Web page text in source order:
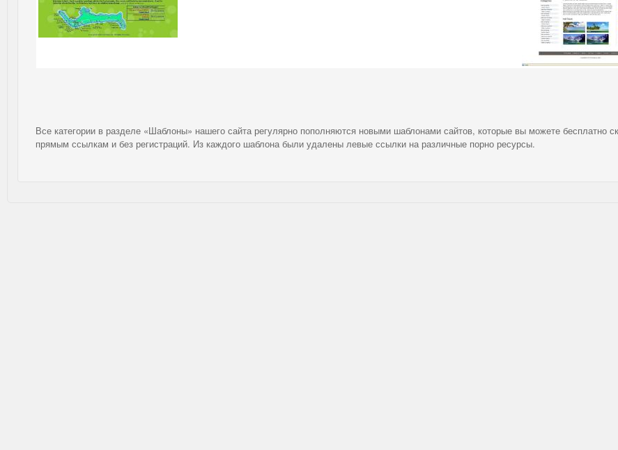
Все категории в разделе «Шаблоны» нашего сайта регулярно пополняются новыми шаблонами сайтов, которые вы можете бесплатно
прямым ссылкам и без регистраций. Из каждого шаблона были удалены левые ссылки на различные порно ресурсы.